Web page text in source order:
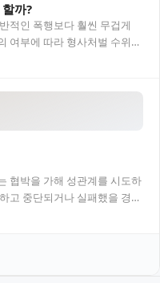
까?
적인 폭행보다 훨씬 무겁게
여부에 따라 형사처벌 수위가
…
협박을 가해 성관계를 시도하
고 중단되거나 실패했을 경우
…